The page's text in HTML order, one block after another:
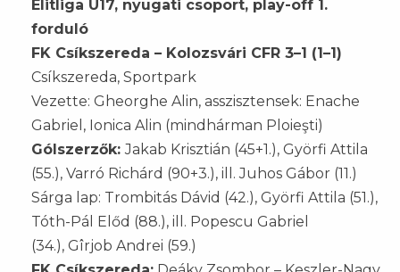
Elitliga U17, nyugati csoport, play-off 1.
forduló
FK Csíkszereda – Kolozsvári CFR 3–1 (1–1)
Csíkszereda, Sportpark
Vezette: Gheorghe Alin, asszisztensek: Enache
Gabriel, Ionica Alin (mindhárman Ploieşti)
Gólszerzők:Jakab Krisztián (45+1.), Györfi Attila
(55.), Varró Richárd (90+3.), ill. Juhos Gábor (11.)
Sárga lap: Trombitás Dávid (42.), Györfi Attila (51.),
Tóth-Pál Előd (88.), ill. Popescu Gabriel
(34.), Gîrjob Andrei (59.)